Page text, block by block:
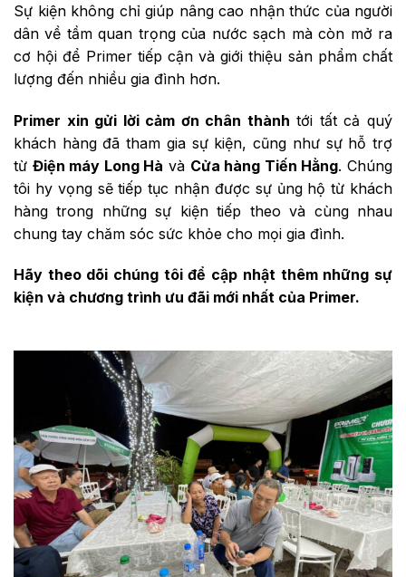
Sự kiện không chỉ giúp nâng cao nhận thức của người
dân về tầm quan trọng của nước sạch mà còn mở ra
cơ hội để Primer tiếp cận và giới thiệu sản phẩm chất
lượng đến nhiều gia đình hơn.
Primer xin gửi lời cảm ơn chân thành tới tất cả quý
khách hàng đã tham gia sự kiện, cũng như sự hỗ trợ
từ Điện máy Long Hà và Cửa hàng Tiến Hằng. Chúng
tôi hy vọng sẽ tiếp tục nhận được sự ủng hộ từ khách
hàng trong những sự kiện tiếp theo và cùng nhau
chung tay chăm sóc sức khỏe cho mọi gia đình.
Hãy theo dõi chúng tôi để cập nhật thêm những sự
kiện và chương trình ưu đãi mới nhất của Primer.